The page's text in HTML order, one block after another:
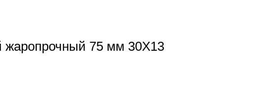
жаропрочный 75 мм 30Х13